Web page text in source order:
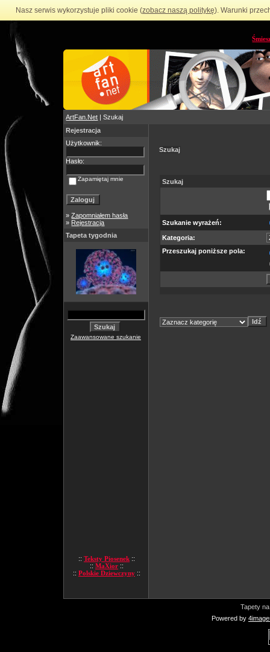
Nasz serwis wykorzystuje pliki cookie (zobacz naszą politykę). Warunki
ArtFan.Net | Szukaj
Rejestracja
Użytkownik:
Hasło:
Zapamiętaj mnie
»Zapomniałem hasła
» Rejestracja
Tapeta tygodnia
Zaawansowane szukanie
:: Teksty Piosenek ::
:: MaXior ::
:: Polskie Dziewczyny ::
Szukaj
Szukaj
Szukanie wyrażeń:
Kategoria:
Przeszukaj poniższe pola:
Tapety
Powered by